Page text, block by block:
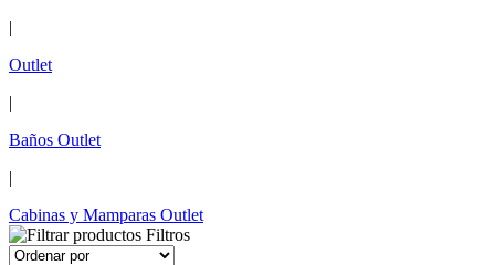
|
Outlet
|
Baños Outlet
|
Cabinas y Mamparas Outlet
Filtros